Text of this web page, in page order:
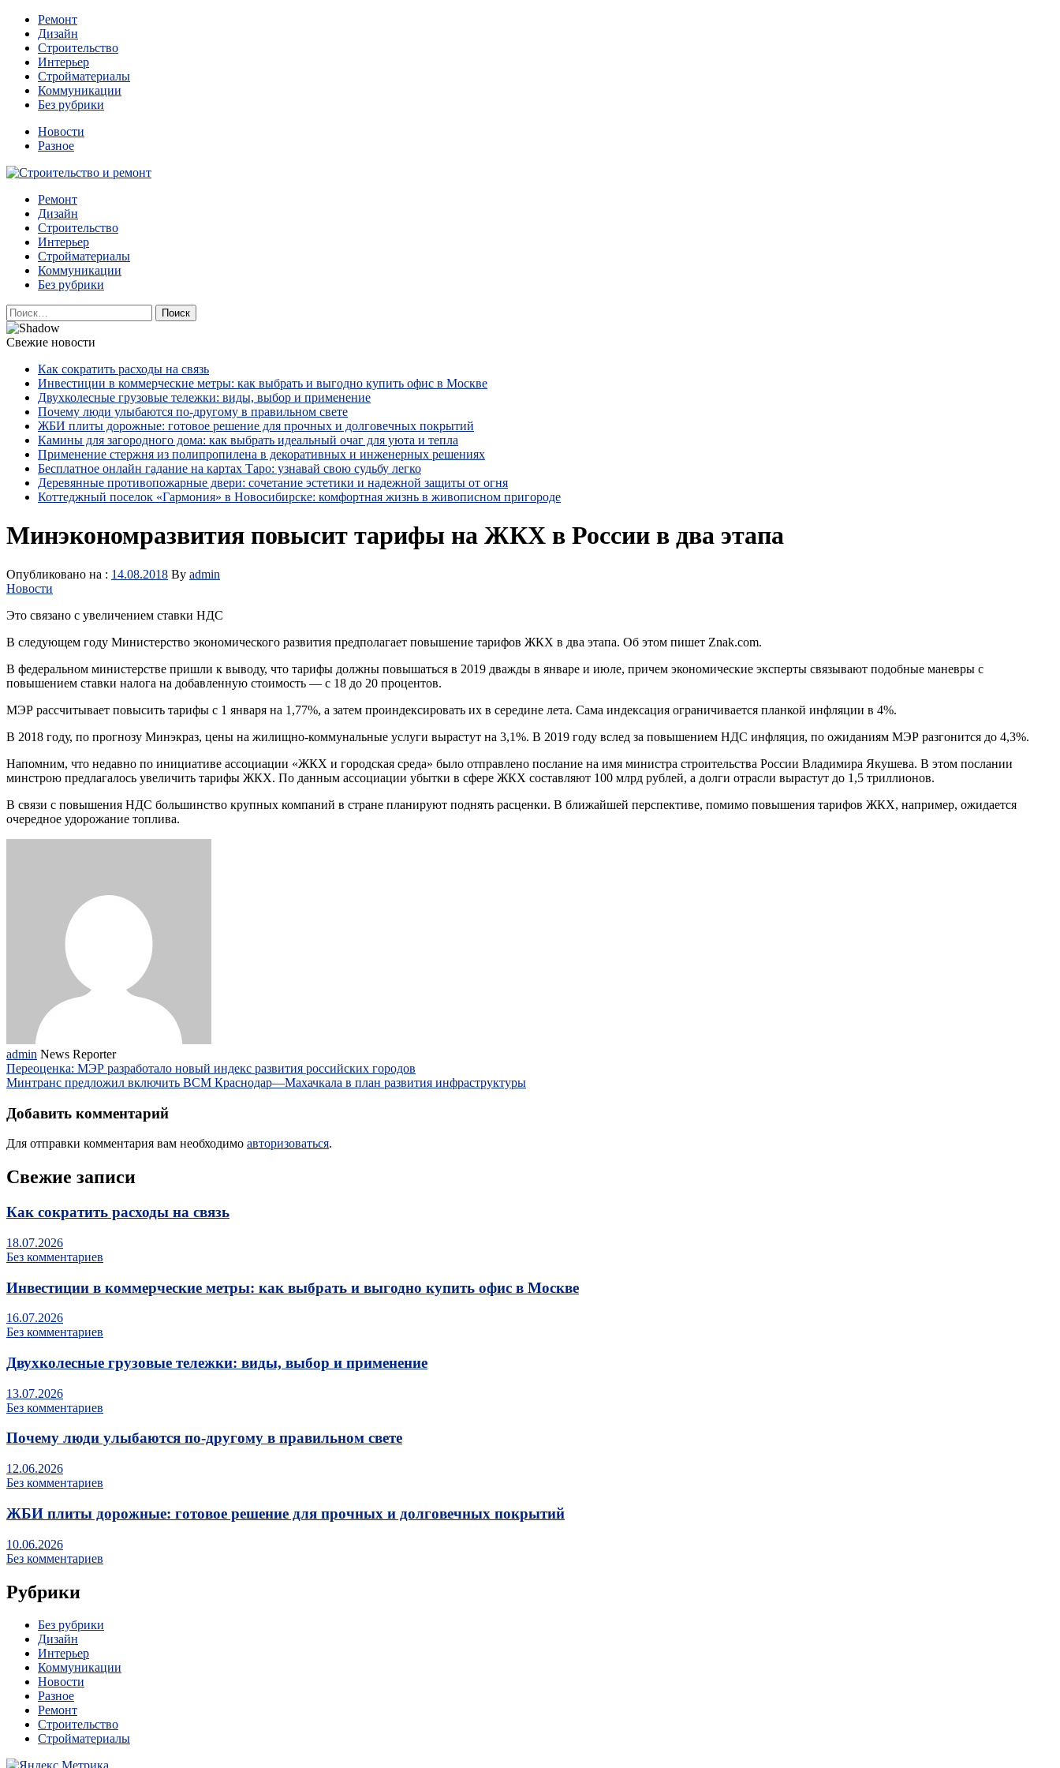
Перейти
содержимому
Ремонт
Дизайн
Строительство
Интерьер
Стройматериалы
Коммуникации
Без рубрики
Новости
Разное
Строительство и ремонт
Квартиры и дома, в которых живут разные люди, очень отличаются между собой.
Ремонт
Дизайн
Строительство
Интерьер
Стройматериалы
Коммуникации
Без рубрики
Найти:
Свежие новости
Как сократить расходы на связь
Инвестиции в коммерческие метры: как выбрать и выгодно купить офис в Москве
Двухколесные грузовые тележки: виды, выбор и применение
Почему люди улыбаются по‑другому в правильном свете
ЖБИ плиты дорожные: готовое решение для прочных и долговечных покрытий
Камины для загородного дома: как выбрать идеальный очаг для уюта и тепла
Применение стержня из полипропилена в декоративных и инженерных решениях
Бесплатное онлайн гадание на картах Таро: узнавай свою судьбу легко
Деревянные противопожарные двери: сочетание эстетики и надежной защиты от огня
Коттеджный поселок «Гармония» в Новосибирске: комфортная жизнь в живописном пригороде
Минэкономразвития повысит тарифы на ЖКХ в России в два этапа
Опубликовано на : 14.08.2018 By admin
Новости
Это связано с увеличением ставки НДС
В следующем году Министерство экономического развития предполагает повышение тарифов ЖКХ в два этапа. Об этом пишет Znak.com.
В федеральном министерстве пришли к выводу, что тарифы должны повышаться в 2019 дважды в январе и июле, причем экономические эксперты связывают подобные маневры с
повышением ставки налога на добавленную стоимость — с 18 до 20 процентов.
МЭР рассчитывает повысить тарифы с 1 января на 1,77%, а затем проиндексировать их в середине лета. Сама индексация ограничивается планкой инфляции в 4%.
В 2018 году, по прогнозу Минэкраз, цены на жилищно-коммунальные услуги вырастут на 3,1%. В 2019 году вслед за повышением НДС инфляция, по ожиданиям МЭР разгонится до 4,3%.
Напомним, что недавно по инициативе ассоциации «ЖКХ и городская среда» было отправлено послание на имя министра строительства России Владимира Якушева. В этом послании
минстрою предлагалось увеличить тарифы ЖКХ. По данным ассоциации убытки в сфере ЖКХ составляют 100 млрд рублей, а долги отрасли вырастут до 1,5 триллионов.
В связи с повышения НДС большинство крупных компаний в стране планируют поднять расценки. В ближайшей перспективе, помимо повышения тарифов ЖКХ, например, ожидается
очередное удорожание топлива.
admin News Reporter
Переоценка: МЭР разработало новый индекс развития российских городов
Минтранс предложил включить ВСМ Краснодар—Махачкала в план развития инфраструктуры
Добавить комментарий
Для отправки комментария вам необходимо авторизоваться.
Свежие записи
Как сократить расходы на связь
18.07.2026
Без комментариев
Инвестиции в коммерческие метры: как выбрать и выгодно купить офис в Москве
16.07.2026
Без комментариев
Двухколесные грузовые тележки: виды, выбор и применение
13.07.2026
Без комментариев
Почему люди улыбаются по‑другому в правильном свете
12.06.2026
Без комментариев
ЖБИ плиты дорожные: готовое решение для прочных и долговечных покрытий
10.06.2026
Без комментариев
Рубрики
Без рубрики
Дизайн
Интерьер
Коммуникации
Новости
Разное
Ремонт
Строительство
Стройматериалы